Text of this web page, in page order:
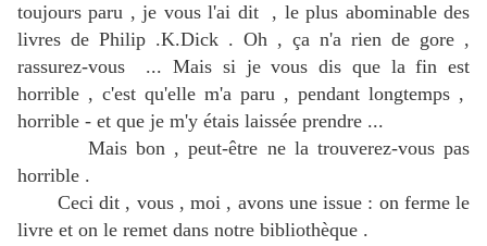
toujours paru , je vous l'ai dit , le plus abominable des
livres de Philip .K.Dick . Oh , ça n'a rien de gore ,
rassurez-vous ... Mais si je vous dis que la fin est
horrible , c'est qu'elle m'a paru , pendant longtemps ,
horrible - et que je m'y étais laissée prendre ...
Mais bon , peut-être ne la trouverez-vous pas
horrible .
Ceci dit , vous , moi , avons une issue : on ferme le
livre et on le remet dans notre bibliothèque .